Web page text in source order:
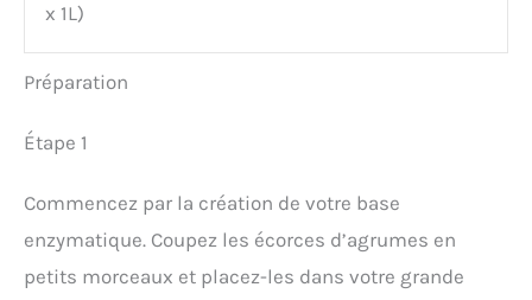
x 1L)
Préparation
Étape 1
Commencez par la création de votre base
enzymatique. Coupez les écorces d’agrumes en
petits morceaux et placez-les dans votre grande